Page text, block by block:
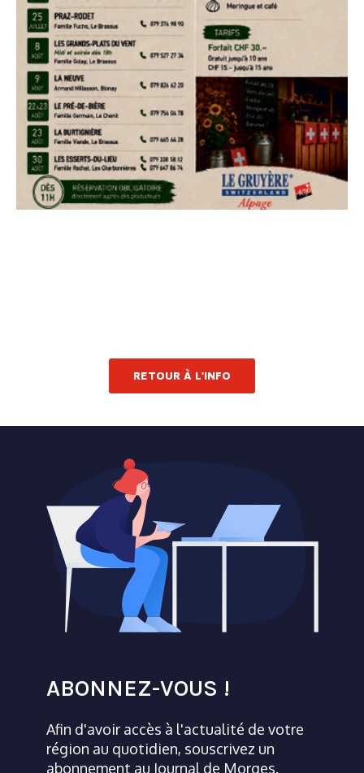
RETOUR À L'INFO
ABONNEZ-VOUS !
Afin d'avoir accès à l'actualité de votre
région au quotidien, souscrivez un
abonnement au Journal de Morges.